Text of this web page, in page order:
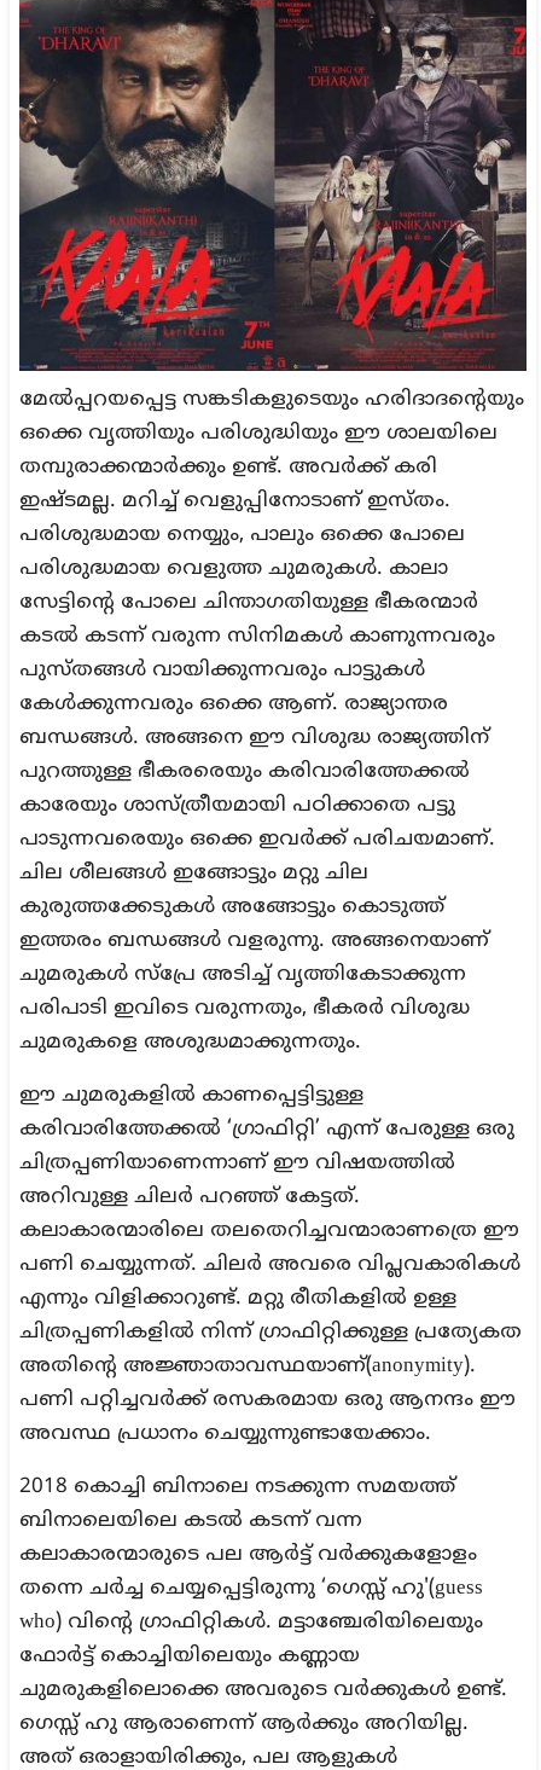
മേൽപ്പറയപ്പെട്ട സങ്കടികളുടെയും ഹരിദാദന്റെയും
ഒക്കെ വൃത്തിയും പരിശുദ്ധിയും ഈ ശാലയിലെ
തമ്പുരാക്കന്മാർക്കും ഉണ്ട്. അവർക്ക് കരി
ഇഷ്ടമല്ല. മറിച്ച് വെളുപ്പിനോടാണ് ഇസ്തം.
പരിശുദ്ധമായ നെയ്യും, പാലും ഒക്കെ പോലെ
പരിശുദ്ധമായ വെളുത്ത ചുമരുകൾ. കാലാ
സേട്ടിന്റെ പോലെ ചിന്താഗതിയുള്ള ഭീകരന്മാർ
കടൽ കടന്ന് വരുന്ന സിനിമകൾ കാണുന്നവരും
പുസ്തങ്ങൾ വായിക്കുന്നവരും പാട്ടുകൾ
കേൾക്കുന്നവരും ഒക്കെ ആണ്. രാജ്യാന്തര
ബന്ധങ്ങൾ. അങ്ങനെ ഈ വിശുദ്ധ രാജ്യത്തിന്
പുറത്തുള്ള ഭീകരരെയും കരിവാരിത്തേക്കൽ
കാരേയും ശാസ്ത്രീയമായി പഠിക്കാതെ പട്ടു
പാടുന്നവരെയും ഒക്കെ ഇവർക്ക് പരിചയമാണ്.
ചില ശീലങ്ങൾ ഇങ്ങോട്ടും മറ്റു ചില
കുരുത്തക്കേടുകൾ അങ്ങോട്ടും കൊടുത്ത്
ഇത്തരം ബന്ധങ്ങൾ വളരുന്നു. അങ്ങനെയാണ്
ചുമരുകൾ സ്പ്രേ അടിച്ച് വൃത്തികേടാക്കുന്ന
പരിപാടി ഇവിടെ വരുന്നതും, ഭീകരർ വിശുദ്ധ
ചുമരുകളെ അശുദ്ധമാക്കുന്നതും.
ഈ ചുമരുകളിൽ കാണപ്പെട്ടിട്ടുള്ള
കരിവാരിത്തേക്കൽ ‘ഗ്രാഫിറ്റി’ എന്ന് പേരുള്ള ഒരു
ചിത്രപ്പണിയാണെന്നാണ് ഈ വിഷയത്തിൽ
അറിവുള്ള ചിലർ പറഞ്ഞ് കേട്ടത്.
കലാകാരന്മാരിലെ തലതെറിച്ചവന്മാരാണത്രെ ഈ
പണി ചെയ്യുന്നത്. ചിലർ അവരെ വിപ്ലവകാരികൾ
എന്നും വിളിക്കാറുണ്ട്. മറ്റു രീതികളിൽ ഉള്ള
ചിത്രപ്പണികളിൽ നിന്ന് ഗ്രാഫിറ്റിക്കുള്ള പ്രത്യേകത
അതിന്റെ അജ്ഞാതാവസ്ഥയാണ്(anonymity).
പണി പറ്റിച്ചവർക്ക് രസകരമായ ഒരു ആനന്ദം ഈ
അവസ്ഥ പ്രധാനം ചെയ്യുന്നുണ്ടായേക്കാം.
2018 കൊച്ചി ബിനാലെ നടക്കുന്ന സമയത്ത്
ബിനാലെയിലെ കടൽ കടന്ന് വന്ന
കലാകാരന്മാരുടെ പല ആർട്ട് വർക്കുകളോളം
തന്നെ ചർച്ച ചെയ്യപ്പെട്ടിരുന്നു ‘ഗെസ്സ് ഹു'(guess
who) വിന്റെ ഗ്രാഫിറ്റികൾ. മട്ടാഞ്ചേരിയിലെയും
ഫോർട്ട് കൊച്ചിയിലെയും കണ്ണായ
ചുമരുകളിലൊക്കെ അവരുടെ വർക്കുകൾ ഉണ്ട്.
ഗെസ്സ് ഹു ആരാണെന്ന് ആർക്കും അറിയില്ല.
അത് ഒരാളായിരിക്കും, പല ആളുകൾ